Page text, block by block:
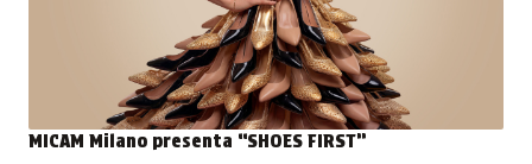
MICAM Milano presenta “SHOES FIRST”